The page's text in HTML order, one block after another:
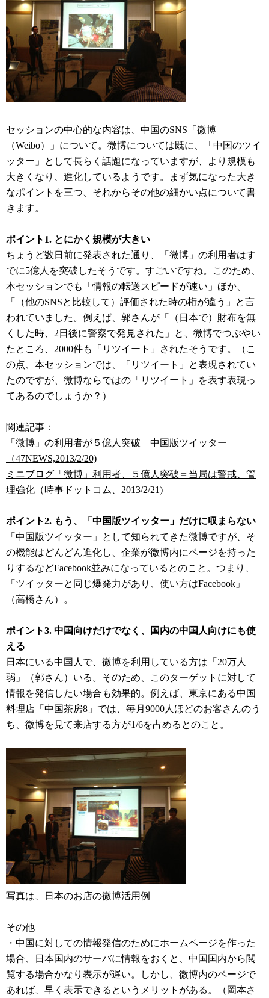
セッションの中心的な内容は、中国のSNS「微博
（Weibo）」について。微博については既に、「中国のツイ
ッター」として長らく話題になっていますが、より規模も
大きくなり、進化しているようです。まず気になった大き
なポイントを三つ、それからその他の細かい点について書
きます。
ポイント1. とにかく規模が大きい
ちょうど数日前に発表された通り、「微博」の利用者はす
でに5億人を突破したそうです。すごいですね。このため、
本セッションでも「情報の転送スピードが速い」ほか、
「（他のSNSと比較して）評価された時の桁が違う」と言
われていました。例えば、郭さんが「（日本で）財布を無
くした時、2日後に警察で発見された」と、微博でつぶやい
たところ、2000件も「リツイート」されたそうです。（こ
の点、本セッションでは、「リツイート」と表現されてい
たのですが、微博ならではの「リツイート」を表す表現っ
てあるのでしょうか？）
関連記事：
「微博」の利用者が５億人突破 中国版ツイッター
（47NEWS,2013/2/20)
ミニブログ「微博」利用者、５億人突破＝当局は警戒、管
理強化（時事ドットコム、2013/2/21)
ポイント2. もう、「中国版ツイッター」だけに収まらない
「中国版ツイッター」として知られてきた微博ですが、そ
の機能はどんどん進化し、企業が微博内にページを持った
りするなどFacebook並みになっているとのこと。つまり、
「ツイッターと同じ爆発力があり、使い方はFacebook」
（高橋さん）。
ポイント3. 中国向けだけでなく、国内の中国人向けにも使
える
日本にいる中国人で、微博を利用している方は「20万人
弱」（郭さん）いる。そのため、このターゲットに対して
情報を発信したい場合も効果的。例えば、東京にある中国
料理店「中国茶房8」では、毎月9000人ほどのお客さんのう
ち、微博を見て来店する方が1/6を占めるとのこと。
写真は、日本のお店の微博活用例
その他
・中国に対しての情報発信のためにホームページを作った
場合、日本国内のサーバに情報をおくと、中国国内から閲
覧する場合かなり表示が遅い。しかし、微博内のページで
あれば、早く表示できるというメリットがある。（岡本さ